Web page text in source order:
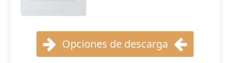
Opciones de descarga